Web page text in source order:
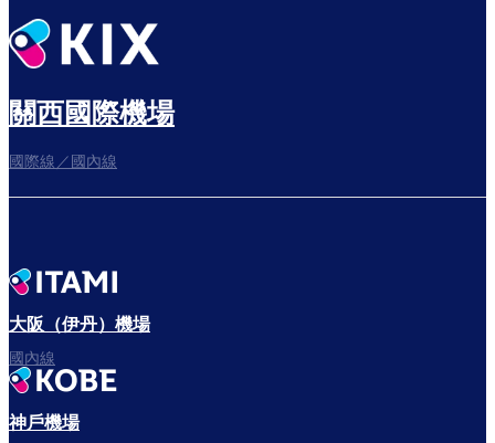
出發啦！
關西國際機場
國際線／國內線
大阪（伊丹）機場
國內線
神戶機場